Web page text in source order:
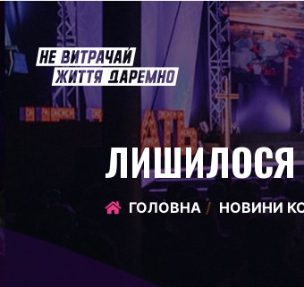
ЛИШИЛОСЯ
ГОЛОВНА НОВИНИ